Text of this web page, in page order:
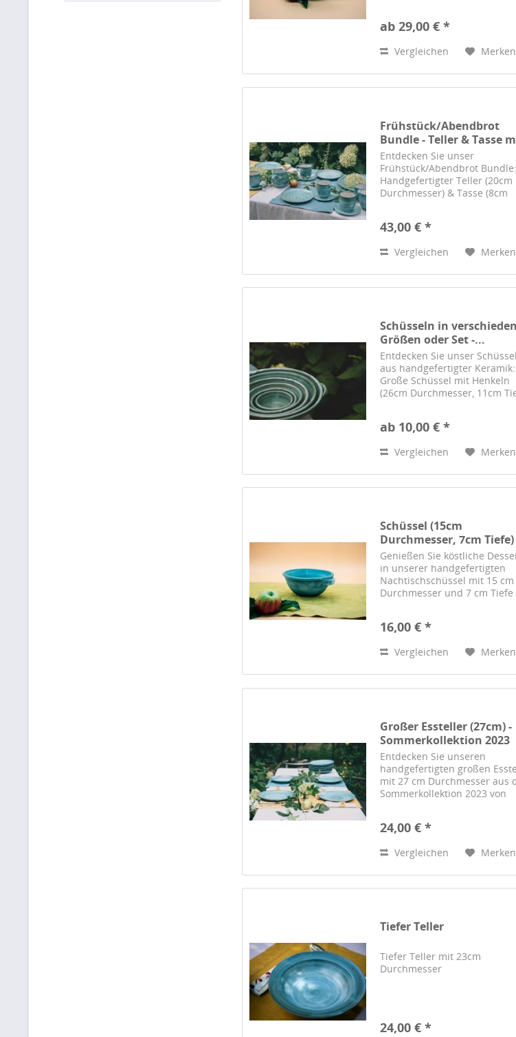
ab 29,00 € *
Vergleichen Merken
Frühstück/Abendbrot
Bundle - Teller & Tasse
Entdecken Sie unser
Frühstück/Abendbrot Bundle:
Handgefertigter Teller (20cm
Durchmesser) & Tasse (8cm
Perfekte Handwerkskunst von
43,00 € *
Vergleichen Merken
Schüsseln in
Größen oder Set -...
Entdecken Sie unser
aus handgefertigter Keramik:
Große Schüssel mit Henkeln
(26cm Durchmesser, 11cm
Handwerkskunst von Barbara
ab 10,00 € *
Vergleichen Merken
Schüssel (15cm
Durchmesser, 7cm Tiefe)
mit...
Genießen Sie köstliche
in unserer handgefertigten
Nachtischschüssel mit 15 cm
Durchmesser und 7 cm Tiefe
Unikat.
16,00 € *
Vergleichen Merken
Großer Essteller (27cm) -
Sommerkollektion 2023
Entdecken Sie unseren
handgefertigten großen
mit 27 cm Durchmesser aus
Sommerkollektion 2023 von
24,00 € *
Vergleichen Merken
Tiefer Teller
Tiefer Teller mit 23cm
Durchmesser
24,00 € *